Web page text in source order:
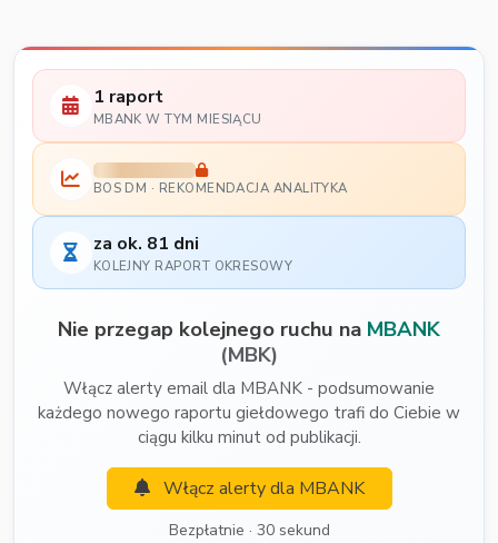
1 raport
MBANK W TYM MIESIĄCU
BOS DM · REKOMENDACJA ANALITYKA
za ok. 81 dni
KOLEJNY RAPORT OKRESOWY
Nie przegap kolejnego ruchu na MBANK
(MBK)
Włącz alerty email dla MBANK - podsumowanie
każdego nowego raportu giełdowego trafi do Ciebie w
ciągu kilku minut od publikacji.
Włącz alerty dla MBANK
Bezpłatnie · 30 sekund